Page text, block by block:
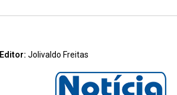
Editor: Jolivaldo Freitas